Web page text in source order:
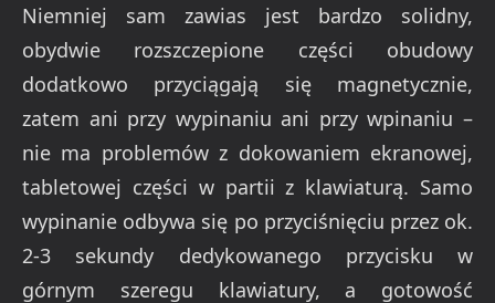
Niemniej sam zawias jest bardzo solidny,
obydwie rozszczepione części obudowy
dodatkowo przyciągają się magnetycznie,
zatem ani przy wypinaniu ani przy wpinaniu –
nie ma problemów z dokowaniem ekranowej,
tabletowej części w partii z klawiaturą. Samo
wypinanie odbywa się po przyciśnięciu przez ok.
2-3 sekundy dedykowanego przycisku w
górnym szeregu klawiatury, a gotowość